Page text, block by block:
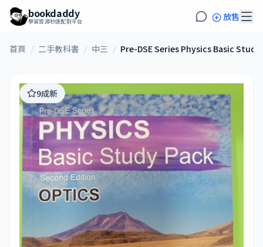
bookdaddy
學習資源秒速配對平台 放售
首頁 / 二手教科書 / 中三 / Pre-DSE Series Physics Basic Study
9成新